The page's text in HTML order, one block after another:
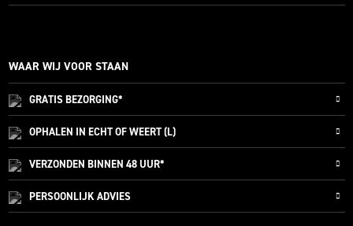
WAAR WIJ VOOR STAAN
GRATISBEZORGING*
OPHALEN IN ECHT OF WEERT (L)
VERZONDEN BINNEN 48 UUR*
PERSOONLIJKADVIES